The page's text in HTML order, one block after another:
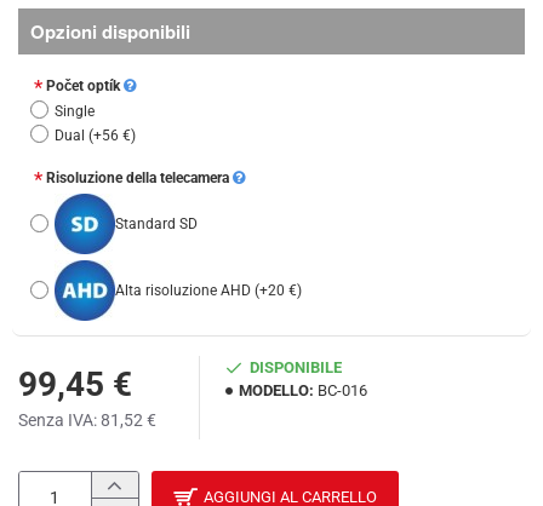
99,45 €
Senza IVA: 81,52 €
DISPONIBILE
MODELLO: BC-016
Opzioni disponibili
Počet optík
Single
Dual (+56 €)
Risoluzione della telecamera
Standard SD
Alta risoluzione AHD (+20 €)
AGGIUNGI AL CARRELLO